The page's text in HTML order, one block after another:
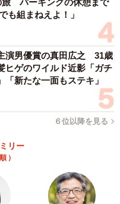
の聞き込みやポスティ
録、関係機関への連
の配布、早朝や深夜の
設置や置き餌、ありとあ
し、目撃情報は一切な
旅 パーキングの休憩まで
も組まねえよ！」
演男優賞の真田広之 31歳
ヒゲのワイルド近影「ガチ
「新たな一面もステキ」
６位以降を見る
リー
）